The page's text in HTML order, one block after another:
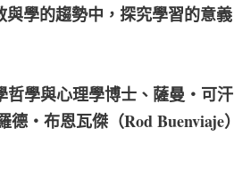
學的趨勢中，探究學習的意
學與心理學博士、薩曼・可
・布恩瓦傑（Rod